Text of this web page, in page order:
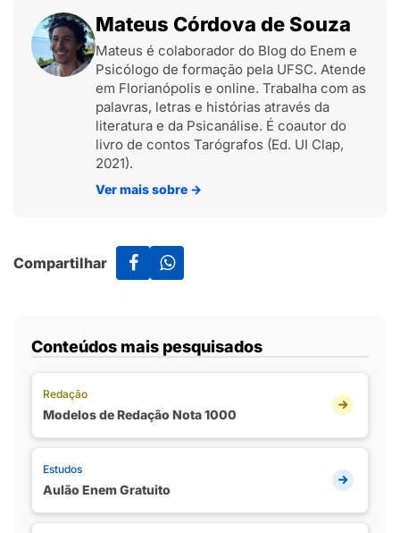
Mateus Córdova de Souza
Mateus é colaborador do Blog do Enem e
Psicólogo de formação pela UFSC. Atende
em Florianópolis e online. Trabalha com as
palavras, letras e histórias através da
literatura e da Psicanálise. É coautor do
livro de contos Tarógrafos (Ed. UI Clap,
2021).
Ver mais sobre →
Compartilhar
Conteúdos mais pesquisados
Redação
Modelos de Redação Nota 1000
Estudos
Aulão Enem Gratuito